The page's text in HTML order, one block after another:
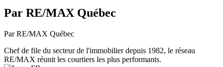
Par RE/MAX Québec
Par RE/MAX Québec
Chef de file du secteur de l'immobilier depuis 1982, le réseau
RE/MAX réunit les courtiers les plus performants.